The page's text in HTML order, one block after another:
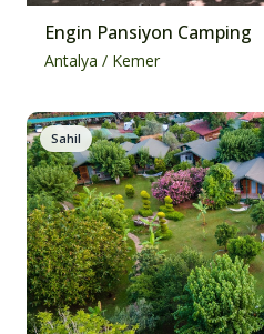
Engin Pansiyon Camping
Antalya / Kemer
Sahil